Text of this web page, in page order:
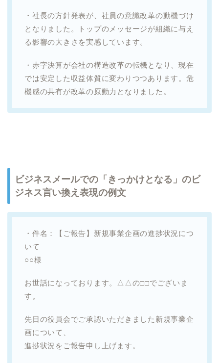
・社長の方針発表が、社員の意識改革の動機づけ
となりました。トップのメッセージが組織に与え
る影響の大きさを実感しています。
・赤字決算が会社の構造改革の転機となり、現在
では安定した収益体質に変わりつつあります。危
機感の共有が改革の原動力となりました。
ビジネスメールでの「きっかけとなる」のビ
ジネス言い換え表現の例文
・件名：【ご報告】新規事業企画の進捗状況につ
いて
○○様
お世話になっております。△△の□□でございま
す。
先日の役員会でご承認いただきました新規事業企
画について、
進捗状況をご報告申し上げます。